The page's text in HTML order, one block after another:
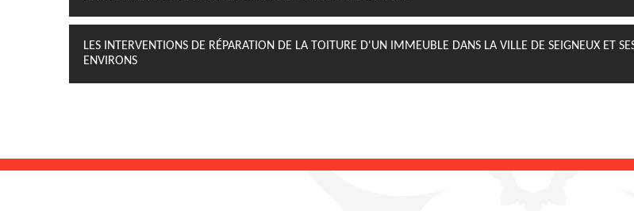
LES INTERVENTIONS DE RÉPARATION DE LA TOITURE D'UN IMMEUBLE DANS LA VILLE DE SEIGNEUX ET
ENVIRONS